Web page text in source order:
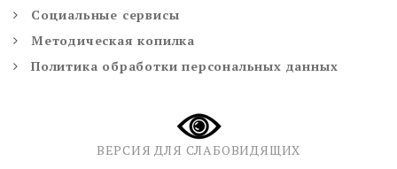
Социальные сервисы
Методическая копилка
Политика обработки персональных данных
ВЕРСИЯ ДЛЯ СЛАБОВИДЯЩИХ